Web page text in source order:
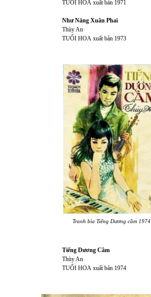
TUỔI HOA xuất bản 1971
Như Nắng Xuân Phai
Thùy An
TUỔI HOA xuất bản 1973
Tranh bìa Tiếng Dương cầm 1974
Tiếng Dương Cầm
Thùy An
TUỔI HOA xuất bản 1974